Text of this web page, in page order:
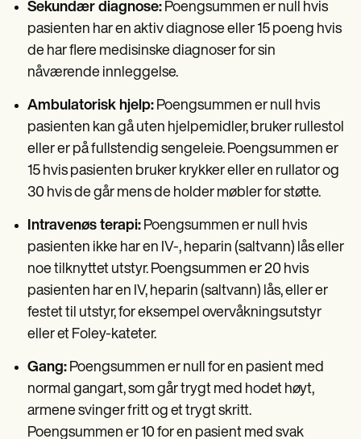
Sekundær diagnose: Poengsummen er null hvis
pasienten har en aktiv diagnose eller 15 poeng hvis
de har flere medisinske diagnoser for sin
nåværende innleggelse.
Ambulatorisk hjelp: Poengsummen er null hvis
pasienten kan gå uten hjelpemidler, bruker rullestol
eller er på fullstendig sengeleie. Poengsummen er
15 hvis pasienten bruker krykker eller en rullator og
30 hvis de går mens de holder møbler for støtte.
Intravenøs terapi: Poengsummen er null hvis
pasienten ikke har en IV-, heparin (saltvann) lås eller
noe tilknyttet utstyr. Poengsummen er 20 hvis
pasienten har en IV, heparin (saltvann) lås, eller er
festet til utstyr, for eksempel overvåkningsutstyr
eller et Foley-kateter.
Gang: Poengsummen er null for en pasient med
normal gangart, som går trygt med hodet høyt,
armene svinger fritt og et trygt skritt.
Poengsummen er 10 for en pasient med svak